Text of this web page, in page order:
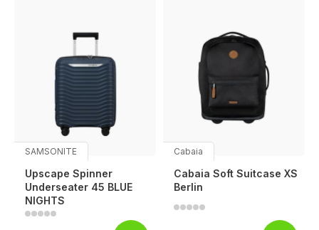
SAMSONITE
Upscape Spinner
Underseater 45 BLUE
NIGHTS
Cabaia
Cabaia Soft Suitcase XS
Berlin